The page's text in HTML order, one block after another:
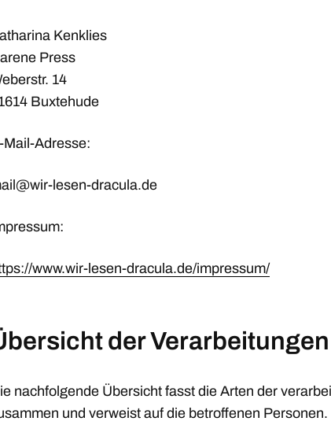
Kenklies
Press
14
Buxtehude
Mail-Adresse:
lesen-dracula.de
www.wir-lesen-dracula.de/impressum/
der Verarbeitungen
nachfolgende Übersicht fasst die Arten der
und verweist auf die betroffenen Personen.